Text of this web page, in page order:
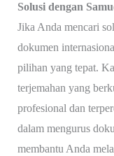
Solusi dengan
Jika Anda mencari
dokumen
pilihan yang tepat.
terjemahan yang
profesional dan
dalam mengurus
membantu Anda